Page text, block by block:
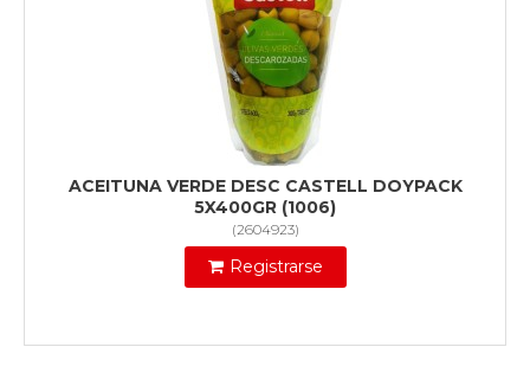
ACEITUNA VERDE DESC CASTELL DOYPACK
5X400GR (1006)
(2604923)
Registrarse